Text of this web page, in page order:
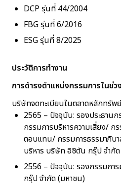
DCP รุ่นที่ 44/2004
FBG รุ่นที่ 6/2016
ESG รุ่นที่ 8/2025
ประวัติการทำงาน
การดำรงตำแหน่งกรรมการในช่ว
บริษัทจดทะเบียนในตลาดหลักทรัพ
2565 – ปัจจุบัน: รองประธาน
กรรมการบริหารความเสี่ยง/ ก
ตอบแทน/ กรรมการธรรมาภิบ
บริหาร บริษัท อิชิตัน กรุ๊ป จำกั
2556 – ปัจจุบัน: รองกรรมกา
กรุ๊ป จำกัด (มหาชน)